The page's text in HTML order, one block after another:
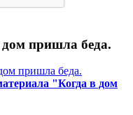
дом пришла беда.
пришла беда.
"Когда в дом